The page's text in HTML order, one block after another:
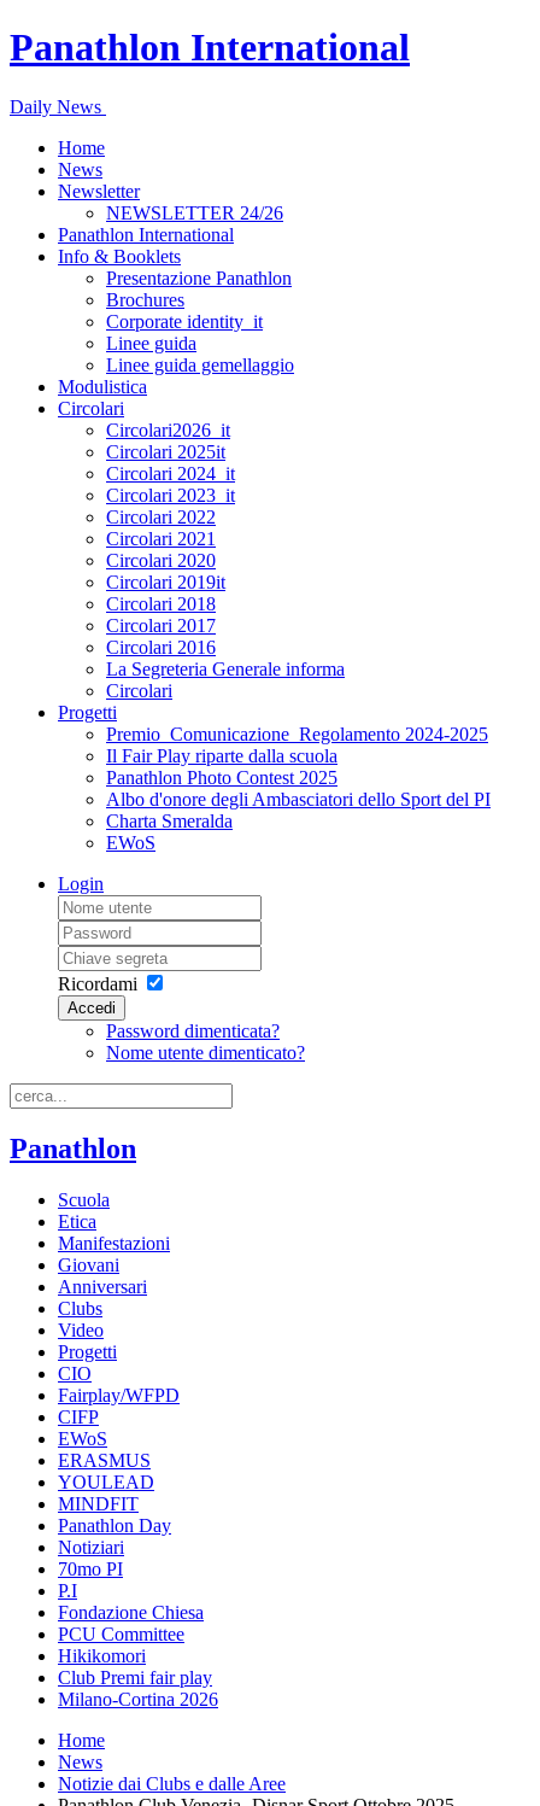
Panathlon International
Daily News
Home
News
Newsletter
NEWSLETTER 24/26
Panathlon International
Info & Booklets
Presentazione Panathlon
Brochures
Corporate identity_it
Linee guida
Linee guida gemellaggio
Modulistica
Circolari
Circolari2026_it
Circolari 2025it
Circolari 2024_it
Circolari 2023_it
Circolari 2022
Circolari 2021
Circolari 2020
Circolari 2019it
Circolari 2018
Circolari 2017
Circolari 2016
La Segreteria Generale informa
Circolari
Progetti
Premio_Comunicazione_Regolamento 2024-2025
Il Fair Play riparte dalla scuola
Panathlon Photo Contest 2025
Albo d'onore degli Ambasciatori dello Sport del PI
Charta Smeralda
EWoS
Login
Ricordami
Accedi
Password dimenticata?
Nome utente dimenticato?
Panathlon
Scuola
Etica
Manifestazioni
Giovani
Anniversari
Clubs
Video
Progetti
CIO
Fairplay/WFPD
CIFP
EWoS
ERASMUS
YOULEAD
MINDFIT
Panathlon Day
Notiziari
70mo PI
P.I
Fondazione Chiesa
PCU Committee
Hikikomori
Club Premi fair play
Milano-Cortina 2026
Home
News
Notizie dai Clubs e dalle Aree